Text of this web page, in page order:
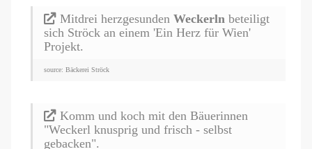
Mitdrei herzgesunden Weckerln beteiligt
sich Ströck an einem 'Ein Herz für Wien'
Projekt.
source: Bäckerei Ströck
Komm und koch mit den Bäuerinnen
"Weckerl knusprig und frisch - selbst
gebacken".